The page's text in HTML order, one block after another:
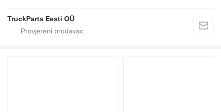
TruckParts Eesti OÜ